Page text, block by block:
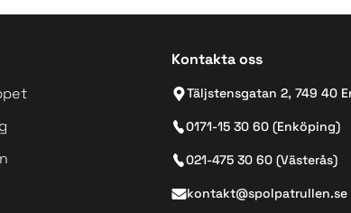
Kontakta oss
Täljstensgatan 2, 749 40
0171-15 30 60 (Enköping)
021-475 30 60 (Västerås)
kontakt@spolpatrullen.se